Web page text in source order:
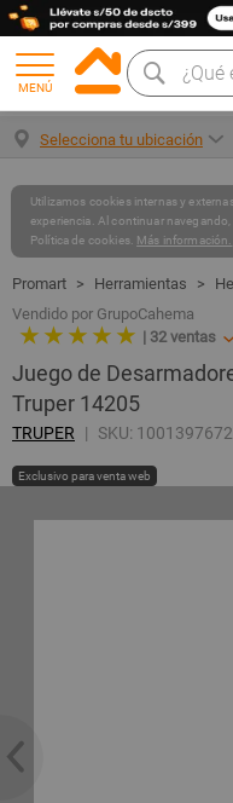
MENÚ
Selecciona tu ubicación
Utilizamos cookies internas y
experiencia. Al continuar
Política de cookies. Más información.
Herramientas
Vendido por GrupoCahema
★ ★ ★ ★ ★ | 32 ventas
Juego de
Truper 14205
TRUPER SKU: 1001397672
Exclusivo para venta web